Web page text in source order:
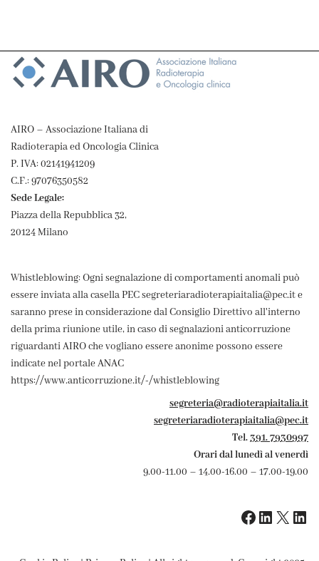
AIRO – Associazione Italiana di
Radioterapia ed Oncologia Clinica
P. IVA: 02141941209
C.F.: 97076350582
Sede Legale:
Piazza della Repubblica 32,
20124 Milano
Whistleblowing: Ogni segnalazione di comportamenti anomali può
essere inviata alla casella PEC segreteriaradioterapiaitalia@pec.it e
saranno prese in considerazione dal Consiglio Direttivo all'interno
della prima riunione utile, in caso di segnalazioni anticorruzione
riguardanti AIRO che vogliano essere anonime possono essere
indicate nel portale ANAC
https://www.anticorruzione.it/-/whistleblowing
segreteria@radioterapiaitalia.it
segreteriaradioterapiaitalia@pec.it
Tel.391. 7930997
Orari dal lunedì al venerdì
9.00-11.00 – 14.00-16.00 – 17.00-19.00